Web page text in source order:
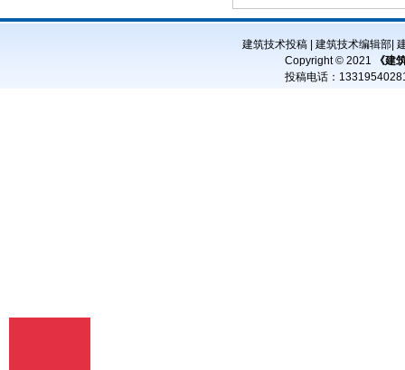
网站、媒体、组织不得转载、摘编其作
建筑技术投稿| 建筑技术编辑部|
Copyright © 2021
《建
投稿电话：